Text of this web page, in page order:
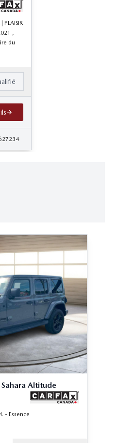
PLAISIR
,
du
Altitude
- Essence